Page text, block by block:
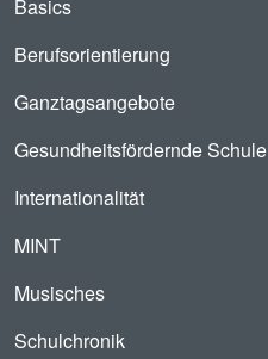
Basics
Berufsorientierung
Ganztagsangebote
Gesundheitsfördernde Schule
Internationalität
MINT
Musisches
Schulchronik